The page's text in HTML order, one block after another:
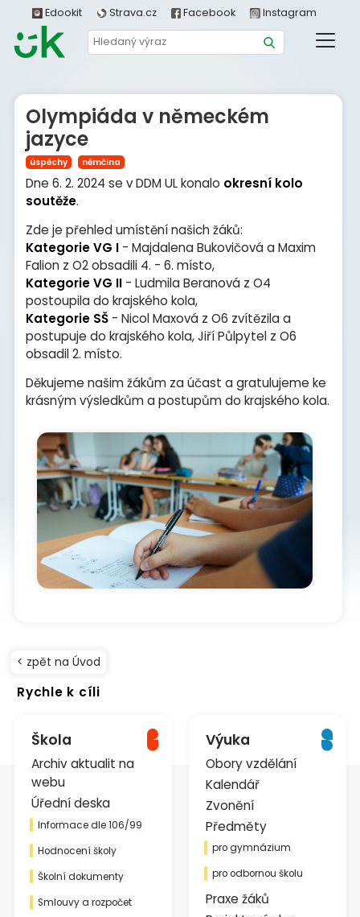
Edookit Strava.cz Facebook Instagram
Olympiáda v německém
jazyce
úspěchy němčina
Dne 6. 2. 2024 se v DDM UL konalo okresní kolo
soutěže.
Zde je přehled umístění našich žáků:
Kategorie VG I - Majdalena Bukovičová a Maxim
Falion z O2 obsadili 4. - 6. místo,
Kategorie VG II - Ludmila Beranová z O4
postoupila do krajského kola,
Kategorie SŠ - Nicol Maxová z O6 zvítězila a
postupuje do krajského kola, Jiří Půlpytel z O6
obsadil 2. místo.
Děkujeme našim žákům za účast a gratulujeme ke
krásným výsledkům a postupům do krajského kola.
< zpět na Úvod
Rychle k cíli
Škola
Archiv aktualit na
webu
Úřední deska
Informace dle 106/99
Hodnocení školy
Školní dokumenty
Smlouvy a rozpočet
Výuka
Obory vzdělání
Kalendář
Zvonění
Předměty
pro gymnázium
pro odbornou školu
Praxe žáků